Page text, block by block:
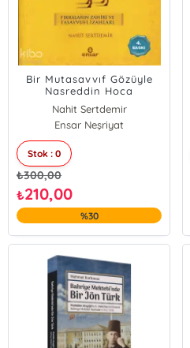
Bir Mutasavvıf Gözüyle
Nasreddin Hoca
Nahit Sertdemir
Ensar Neşriyat
Stok : 0
₺300,00
₺210,00
%30